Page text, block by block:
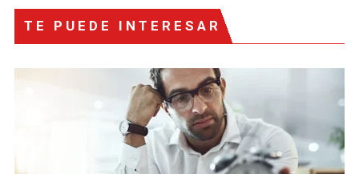
TE PUEDE INTERESAR